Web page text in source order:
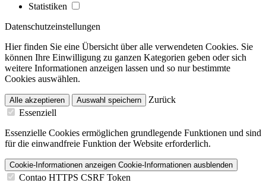
Statistiken
Datenschutzeinstellungen
Hier finden Sie eine Übersicht über alle verwendeten Cookies. Sie
können Ihre Einwilligung zu ganzen Kategorien geben oder sich
weitere Informationen anzeigen lassen und so nur bestimmte
Cookies auswählen.
Alle akzeptieren Auswahl speichern
Zurück
Essenziell
Essenzielle Cookies ermöglichen grundlegende Funktionen und sind
für die einwandfreie Funktion der Website erforderlich.
Cookie-Informationen anzeigen Cookie-Informationen ausblenden
Contao HTTPS CSRF Token